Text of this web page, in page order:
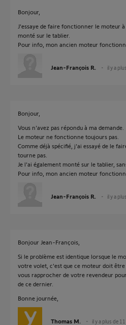
Bonjour,
J'essaye de faire fonctionner le moteur
monté sur le tablier.
Pour info, mon ancien moteur
Jean-François R. il y a
Bonjour,
Vous n'avez pas répondu à ma demande.
Le moteur ne fonctionne toujours pas.
Comme déjà spécifié, j'ai essayé de le
tourne pas.
Je l'ai également monté sur le tablier,
Pour info, mon ancien moteur
Jean-François R. il y a
Bonjour Jean-François,
Si le problème est identique lorsque le
votre volet, c'est que ce moteur doit être
vous rapprocher de votre revendeur
de ce dernier.
Bonne journée,
Thomas M. il y a plus de